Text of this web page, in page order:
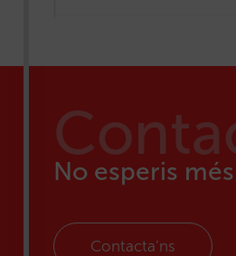
No esperis més
Contacta’ns